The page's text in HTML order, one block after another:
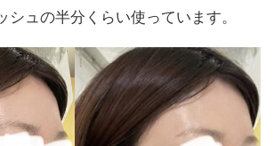
シュの半分くらい使っています。